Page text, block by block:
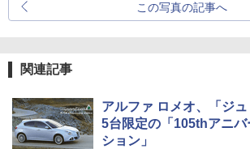
この写真の記事へ
関連記事
アルファ ロメオ、「ジ
5台限定の「105thアニバ
ション」